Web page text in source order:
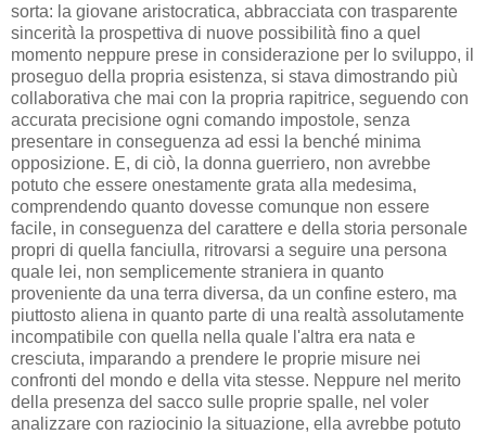
sorta: la giovane aristocratica, abbracciata con trasparente
sincerità la prospettiva di nuove possibilità fino a quel
momento neppure prese in considerazione per lo sviluppo, il
proseguo della propria esistenza, si stava dimostrando più
collaborativa che mai con la propria rapitrice, seguendo con
accurata precisione ogni comando impostole, senza
presentare in conseguenza ad essi la benché minima
opposizione. E, di ciò, la donna guerriero, non avrebbe
potuto che essere onestamente grata alla medesima,
comprendendo quanto dovesse comunque non essere
facile, in conseguenza del carattere e della storia personale
propri di quella fanciulla, ritrovarsi a seguire una persona
quale lei, non semplicemente straniera in quanto
proveniente da una terra diversa, da un confine estero, ma
piuttosto aliena in quanto parte di una realtà assolutamente
incompatibile con quella nella quale l'altra era nata e
cresciuta, imparando a prendere le proprie misure nei
confronti del mondo e della vita stesse. Neppure nel merito
della presenza del sacco sulle proprie spalle, nel voler
analizzare con raziocinio la situazione, ella avrebbe potuto